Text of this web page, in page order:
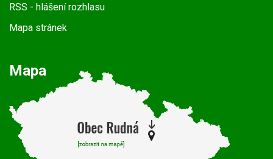
RSS - hlášení rozhlasu
Mapa stránek
Mapa